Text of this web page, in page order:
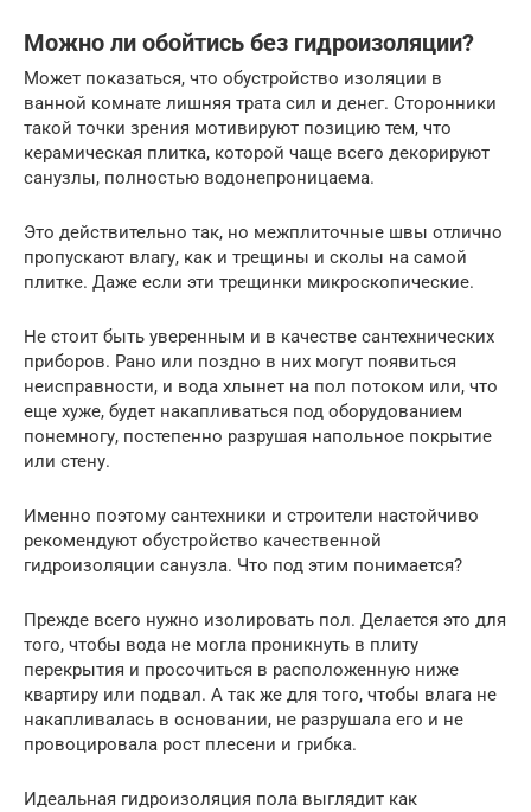
Можно ли обойтись без гидроизоляции?
Может показаться, что обустройство изоляции в
ванной комнате лишняя трата сил и денег. Сторонники
такой точки зрения мотивируют позицию тем, что
керамическая плитка, которой чаще всего декорируют
санузлы, полностью водонепроницаема.
Это действительно так, но межплиточные швы отлично
пропускают влагу, как и трещины и сколы на самой
плитке. Даже если эти трещинки микроскопические.
Не стоит быть уверенным и в качестве сантехнических
приборов. Рано или поздно в них могут появиться
неисправности, и вода хлынет на пол потоком или, что
еще хуже, будет накапливаться под оборудованием
понемногу, постепенно разрушая напольное покрытие
или стену.
Именно поэтому сантехники и строители настойчиво
рекомендуют обустройство качественной
гидроизоляции санузла. Что под этим понимается?
Прежде всего нужно изолировать пол. Делается это для
того, чтобы вода не могла проникнуть в плиту
перекрытия и просочиться в расположенную ниже
квартиру или подвал. А так же для того, чтобы влага не
накапливалась в основании, не разрушала его и не
провоцировала рост плесени и грибка.
Идеальная гидроизоляция пола выглядит как